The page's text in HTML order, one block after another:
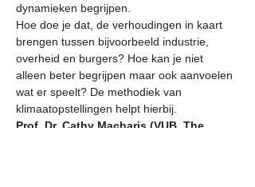
dynamieken begrijpen.
Hoe doe je dat, de verhoudingen in kaart
brengen tussen bijvoorbeeld industrie,
overheid en burgers? Hoe kan je niet
alleen beter begrijpen maar ook aanvoelen
wat er speelt? De methodiek van
klimaatopstellingen helpt hierbij.
Prof. Dr. Cathy Macharis (VUB, The